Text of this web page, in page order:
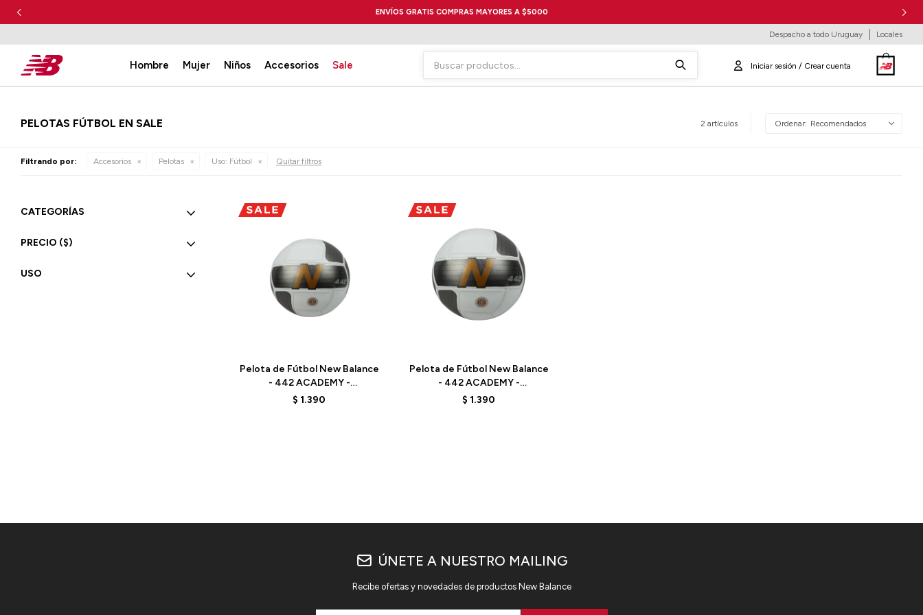
ENVÍOS GRATIS COMPRAS MAYORES A $5000
Hombre Mujer Niños Accesorios Sale
Despacho a todo Uruguay Locales
PELOTAS FÚTBOL EN SALE 2 artículos Recomendados
Filtrando por: Accesorios Pelotas Uso: Fútbol Quitar filtros
Pelota de Fútbol New Balance
- 442 ACADEMY -
FB23002GWGU03 - WHITE
$ 1.390
Pelota de Fútbol New Balance
- 442 ACADEMY -
FB23002GWGU05 - WHITE
$ 1.390
CATEGORÍAS
PRECIO ($)
USO
ÚNETE A NUESTRO MAILING
Recibe ofertas y novedades de productos New Balance